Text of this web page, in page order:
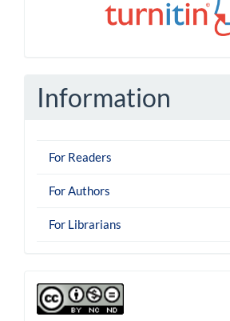
Information
For Readers
For Authors
For Librarians
derechoautor